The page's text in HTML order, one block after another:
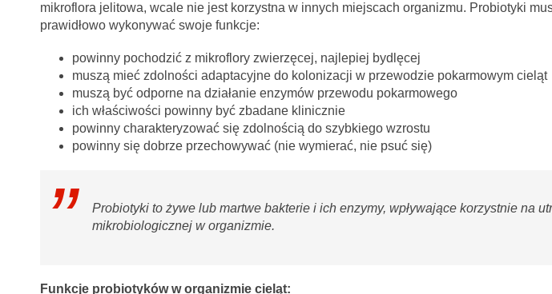
mikroflora jelitowa, wcale nie jest korzystna w innych miejscach organizmu. Probiotyki
prawidłowo wykonywać swoje funkcje:
powinny pochodzić z mikroflory zwierzęcej, najlepiej bydlęcej
muszą mieć zdolności adaptacyjne do kolonizacji w przewodzie pokarmowym cieląt
muszą być odporne na działanie enzymów przewodu pokarmowego
ich właściwości powinny być zbadane klinicznie
powinny charakteryzować się zdolnością do szybkiego wzrostu
powinny się dobrze przechowywać (nie wymierać, nie psuć się)
Probiotyki to żywe lub martwe bakterie i ich enzymy, wpływające korzystnie na
mikrobiologicznej w organizmie.
Funkcje probiotyków w organizmie cieląt: